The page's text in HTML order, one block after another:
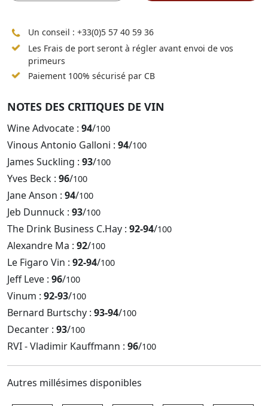
Un conseil : +33(0)5 57 40 59 36
Les Frais de port seront à régler avant envoi de vos
primeurs
Paiement 100% sécurisé par CB
NOTES DES CRITIQUES DE VIN
Wine Advocate : 94/100
Vinous Antonio Galloni : 94/100
James Suckling : 93/100
Yves Beck : 96/100
Jane Anson : 94/100
Jeb Dunnuck : 93/100
The Drink Business C.Hay : 92-94/100
Alexandre Ma : 92/100
Le Figaro Vin : 92-94/100
Jeff Leve : 96/100
Vinum : 92-93/100
Bernard Burtschy : 93-94/100
Decanter : 93/100
RVI - Vladimir Kauffmann : 96/100
Autres millésimes disponibles